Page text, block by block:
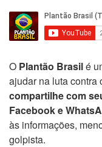
O Plantão Brasilé
ajudar na luta contra
compartilhe com
Facebook e
às informações,
golpista.